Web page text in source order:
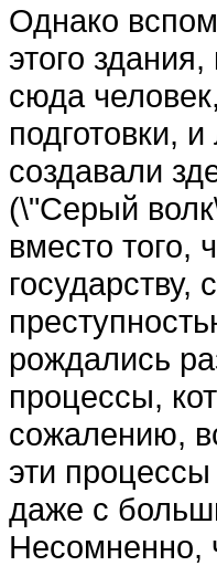
Однако
этого
сю­да
подготовки,
создавали
(\"Серый
вместо того,
государству,
рождались
процессы,
сожалению,
эти
даже с
Несомненно,